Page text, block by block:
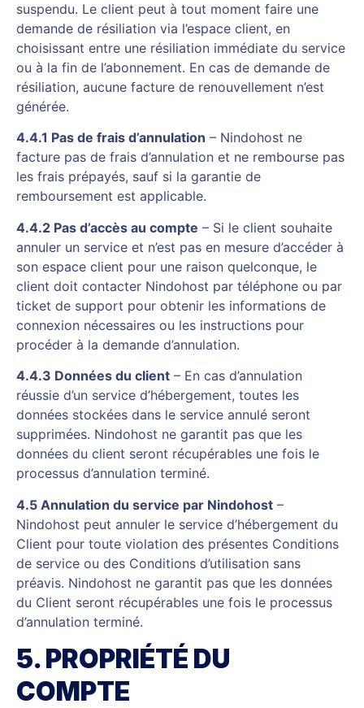
suspendu. Le client peut à tout moment faire une
demande de résiliation via l’espace client, en
choisissant entre une résiliation immédiate du service
ou à la fin de l’abonnement. En cas de demande de
résiliation, aucune facture de renouvellement n’est
générée.
4.4.1 Pas de frais d’annulation – Nindohost ne
facture pas de frais d’annulation et ne rembourse pas
les frais prépayés, sauf si la garantie de
remboursement est applicable.
4.4.2 Pas d’accès au compte – Si le client souhaite
annuler un service et n’est pas en mesure d’accéder à
son espace client pour une raison quelconque, le
client doit contacter Nindohost par téléphone ou par
ticket de support pour obtenir les informations de
connexion nécessaires ou les instructions pour
procéder à la demande d’annulation.
4.4.3 Données du client – En cas d’annulation
réussie d’un service d’hébergement, toutes les
données stockées dans le service annulé seront
supprimées. Nindohost ne garantit pas que les
données du client seront récupérables une fois le
processus d’annulation terminé.
4.5 Annulation du service par Nindohost –
Nindohost peut annuler le service d’hébergement du
Client pour toute violation des présentes Conditions
de service ou des Conditions d’utilisation sans
préavis. Nindohost ne garantit pas que les données
du Client seront récupérables une fois le processus
d’annulation terminé.
5. PROPRIÉTÉ DU
COMPTE